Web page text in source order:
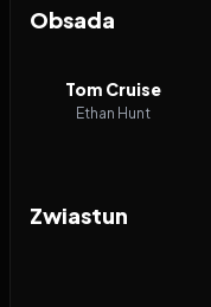
Obsada
Tom Cruise
Ethan Hunt
Zwiastun